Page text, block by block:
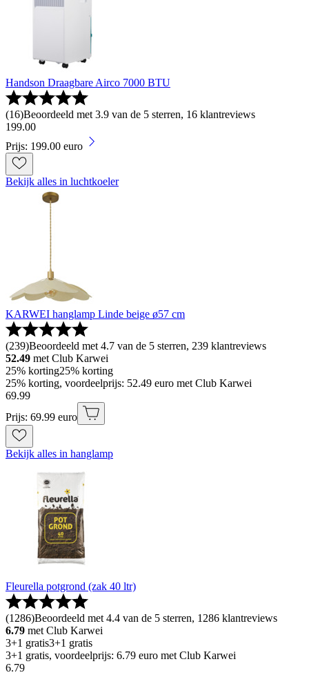
Handson Draagbare Airco 7000 BTU
(16)Beoordeeld met 3.9 van de 5 sterren, 16 klantreviews
199.00
Prijs: 199.00 euro
Bekijk alles in luchtkoeler
KARWEI hanglamp Linde beige ø57 cm
(239)Beoordeeld met 4.7 van de 5 sterren, 239 klantreviews
52.49 met Club Karwei
25% korting25% korting
25% korting, voordeelprijs: 52.49 euro met Club Karwei
69.99
Prijs: 69.99 euro
Bekijk alles in hanglamp
Fleurella potgrond (zak 40 ltr)
(1286)Beoordeeld met 4.4 van de 5 sterren, 1286 klantreviews
6.79 met Club Karwei
3+1 gratis3+1 gratis
3+1 gratis, voordeelprijs: 6.79 euro met Club Karwei
6.79